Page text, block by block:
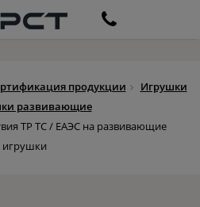
продукции
Игрушки
развивающие
ТР ТС / ЕАЭС на развивающие
игрушки